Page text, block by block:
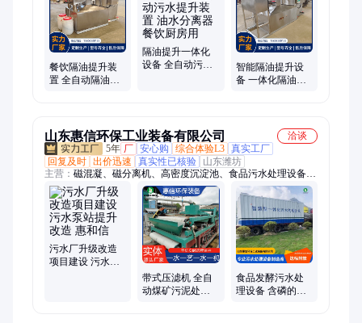
浮、定制雨水、污泥脱水、加药装置、焚烧设备、厨房污水、压
干设备、洗沙污泥、自动隔油
餐饮隔油提升装
置 全自动隔油池
隔油提升一体化
设备 全自动污水
智能隔油提升设
备 一体化隔油设
山东惠信环保工业装备有限公司
洽谈
5年 厂 安心购 综合体验L3 真实工厂
回复及时 出价迅速 真实性已核验
山东潍坊
主营： 磁混凝、磁分离机、高密度沉淀池、食品污水处理设备、
屠宰污水处理设备、磁絮凝、磁混凝磁分离水处理设备、一体化
污水处理设备、气浮机、污水提标改造工程、生活污水处理设
备、市政污水处理、工业污水处理、高效澄清沉淀池、生物滤
池、反硝化生物滤池、隧道污水处理设备、矿井污水处理设备、
一体化净水设备、除氟污水处理、淡水养殖污水处理、污水除硬
度
污水厂升级改造
项目建设 污水泵
带式压滤机 全自
动煤矿污泥处理
食品发酵污水处
理设备 含磷的污